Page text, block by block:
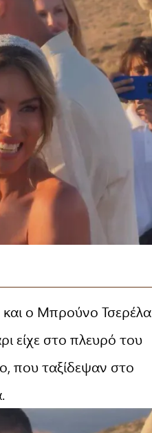
ο Μπρούνο Τσερέλα
είχε στο πλευρό του
που ταξίδεψαν στο